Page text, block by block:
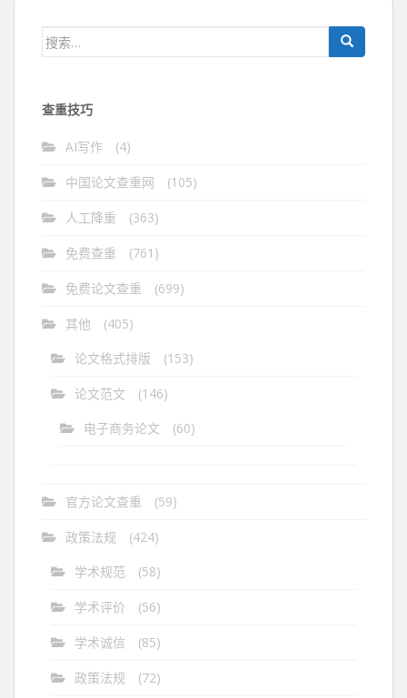
搜
查重技巧
AI写作 (4)
中国论文查重网 (105)
人工降重 (363)
免费查重 (761)
免费论文查重 (699)
其他
(405)
论文格式排版
(153)
论文范文
(146)
电子商务论文
(60)
官方论文查重 (59)
政策法规
(424)
学术规范
(58)
学术评价 (56)
学术诚信 (85)
政策法规 (72)